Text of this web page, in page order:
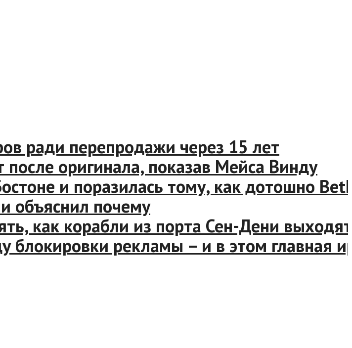
перепродажи через 15 лет
оригинала, показав Мейса Винду
и поразилась тому, как дотошно
почему
как корабли из порта Сен-Дени выходят
рекламы – и в этом главная